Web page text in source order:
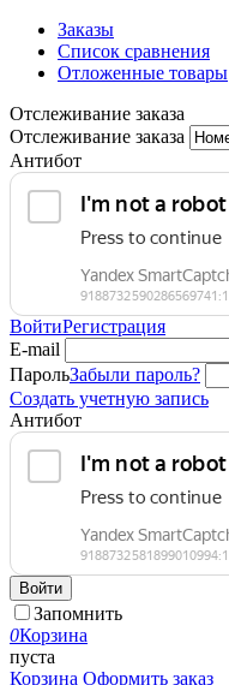
Заказы
Список сравнения
Отложенные товары
Отслеживание заказа
Отслеживание заказа
Антибот
ВойтиРегистрация
E-mail
ПарольЗабыли пароль?
Создать учетную запись
Антибот
Войти
Запомнить
0Корзина
пуста
Корзина Оформить заказ